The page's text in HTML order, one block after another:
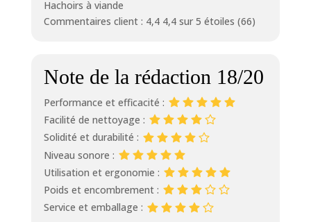
Hachoirs à viande
Commentaires client : 4,4 4,4 sur 5 étoiles (66)
Note de la rédaction 18/20
Performance et efficacité :
Facilité de nettoyage :
Solidité et durabilité :
Niveau sonore :
Utilisation et ergonomie :
Poids et encombrement :
Service et emballage :